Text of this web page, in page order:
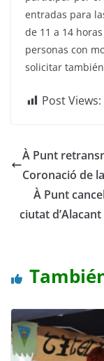
entradas para
de 11 a 14
personas con
solicitar
Post Views:
À Punt
Coronació de
À Punt
ciutat